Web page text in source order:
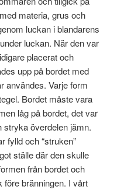
materia, grus och
luckan i blandarens
luckan. När den var
placerat och
upp på bordet med
användes. Varje form
Bordet måste vara
låg på bordet, det var
stryka överdelen jämn.
fylld och “struken”
ställe där den skulle
från bordet och
före bränningen. I vårt